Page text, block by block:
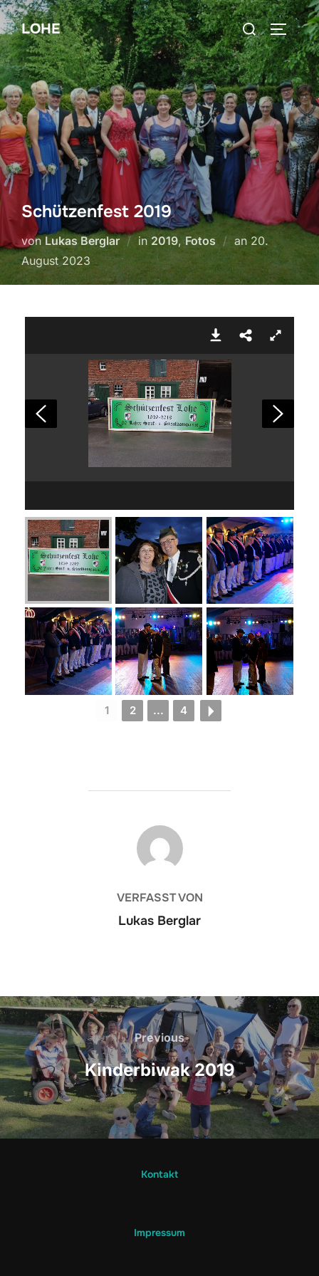
Zum
Inhalt
springen
LOHE
Suchen
nach:
Schützenfest 2019
von Lukas Berglar in 2019, Fotos an20.
August 2023
1 2 ... 4
BEITRAGSAUTOR
VERFASST VON
Lukas Berglar
Beitragsnavigation
Previous
Previous
Kinderbiwak 2019
Kontakt
Impressum